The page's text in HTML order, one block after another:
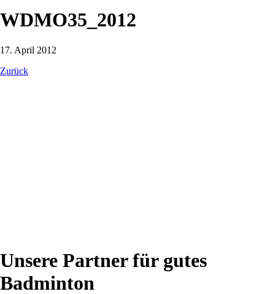
WDMO35_2012
17. April 2012
Zurück
Unsere Partner für gutes
Badminton